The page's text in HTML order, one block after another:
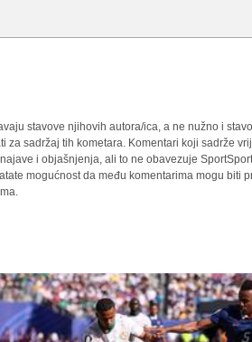
stavove njihovih autora/ica, a ne nužno i
za sadržaj tih kometara. Komentari koji sadrže
i objašnjenja, ali to ne obavezuje
mogućnost da među komentarima mogu biti